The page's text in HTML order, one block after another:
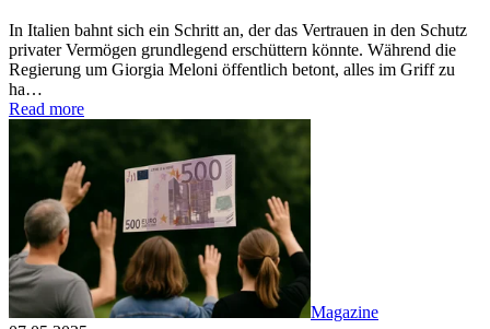
In Italien bahnt sich ein Schritt an, der das Vertrauen in den Schutz
privater Vermögen grundlegend erschüttern könnte. Während die
Regierung um Giorgia Meloni öffentlich betont, alles im Griff zu
ha…
Read more
Magazine